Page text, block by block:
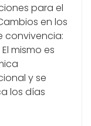
para el
en los
convivencia:
mismo es
y se
los días